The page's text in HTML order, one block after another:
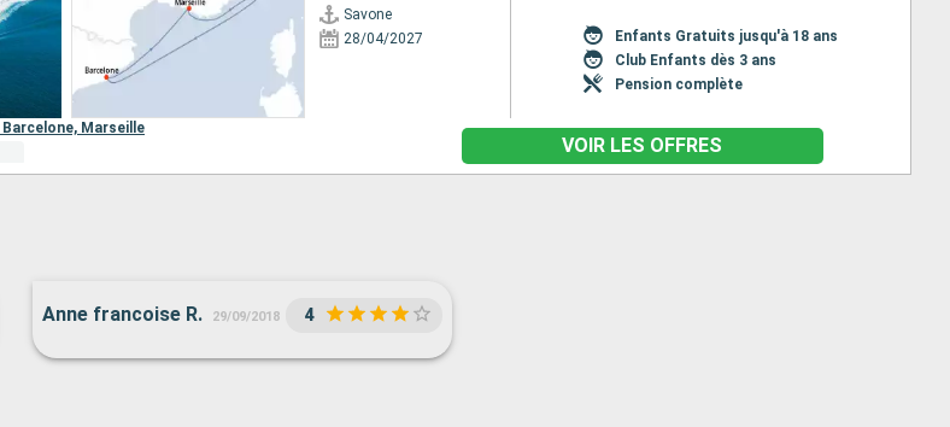
Savone
28/04/2027
Enfants Gratuits jusqu'à 18 ans
Club Enfants dès 3 ans
Pension complète
Barcelone, Marseille
VOIR LES OFFRES
Anne francoise R. 29/09/2018 4